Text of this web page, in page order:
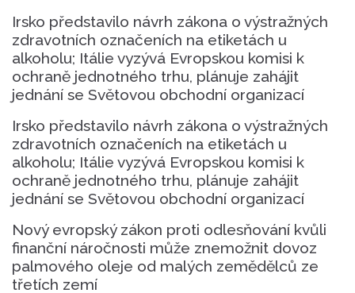
Irsko představilo návrh zákona o výstražných
zdravotních označeních na etiketách u
alkoholu; Itálie vyzývá Evropskou komisi k
ochraně jednotného trhu, plánuje zahájit
jednání se Světovou obchodní organizací
Irsko představilo návrh zákona o výstražných
zdravotních označeních na etiketách u
alkoholu; Itálie vyzývá Evropskou komisi k
ochraně jednotného trhu, plánuje zahájit
jednání se Světovou obchodní organizací
Nový evropský zákon proti odlesňování kvůli
finanční náročnosti může znemožnit dovoz
palmového oleje od malých zemědělců ze
třetích zemí